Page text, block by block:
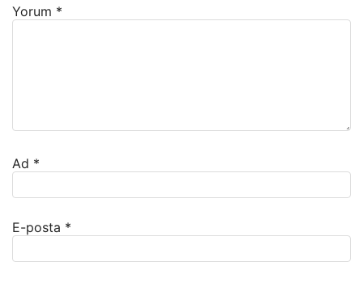
Yorum *
Ad *
E-posta *